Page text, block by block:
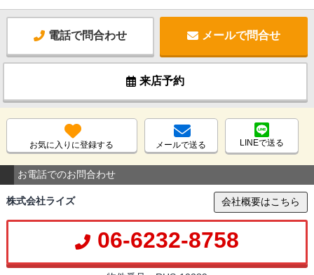
電話で問合わせ メールで問合せ
来店予約
お気に入りに登録する メールで送る LINEで送る
お電話でのお問合わせ
株式会社ライズ 会社概要はこちら
06-6232-8758